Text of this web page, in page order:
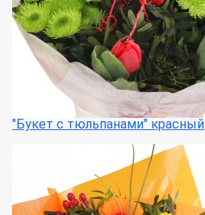
"Букет с тюльпанами" красный